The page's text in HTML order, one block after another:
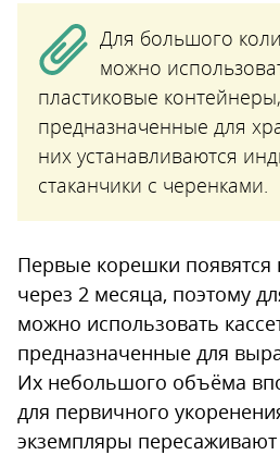
Для большого
можно
пластиковые контейнеры,
предназначенные для
них устанавливаются
стаканчики с черенками.
Первые корешки
через 2 месяца, поэтому
можно использовать
предназначенные для
Их небольшого объёма
для первичного
экземпляры пересаживают